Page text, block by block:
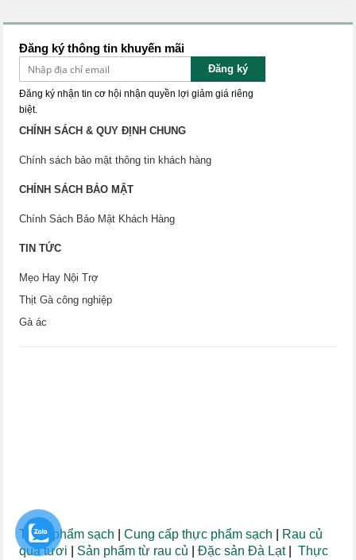
Đăng ký thông tin khuyến mãi
Đăng ký
Đăng ký nhận tin cơ hội nhận quyền lợi giảm giá riêng
biệt.
CHÍNH SÁCH & QUY ĐỊNH CHUNG
Chính sách bảo mật thông tin khách hàng
CHÍNH SÁCH BẢO MẬT
Chính Sách Bảo Mật Khách Hàng
TIN TỨC
Mẹo Hay Nội Trợ
Thịt Gà công nghiệp
Gà ác
Thực phẩm sạch |Cung cấp thực phẩm sạch
Rau củ
quả tươi
Sản phẩm từ rau củ |Đặc sản Đà Lạt|Thực